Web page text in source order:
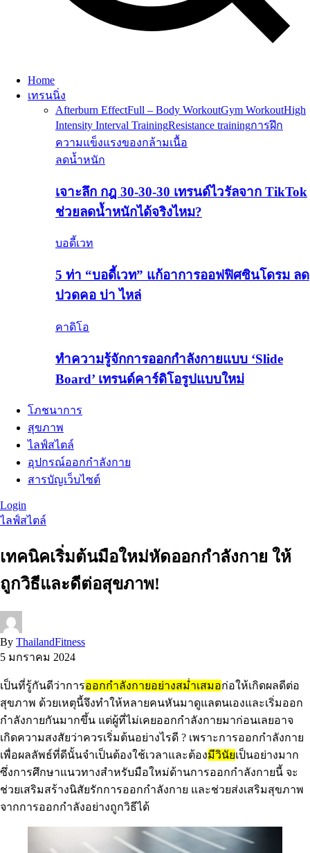
Home
เทรนนิ่ง
Afterburn EffectFull – Body WorkoutGym WorkoutHigh
Intensity Interval TrainingResistance trainingการฝึก
ความแข็งแรงของกล้ามเนื้อ
ลดน้ำหนัก
เจาะลึก กฎ 30-30-30 เทรนด์ไวรัลจาก TikTok
ช่วยลดน้ำหนักได้จริงไหม?
บอดี้เวท
5 ท่า “บอดี้เวท” แก้อาการออฟฟิศซินโดรม ลด
ปวดคอ บ่า ไหล่
คาดิโอ
ทำความรู้จักการออกกำลังกายแบบ ‘Slide
Board’ เทรนด์คาร์ดิโอรูปแบบใหม่
โภชนาการ
สุขภาพ
ไลฟ์สไตล์
อุปกรณ์ออกกำลังกาย
สารบัญเว็บไซต์
Login
ไลฟ์สไตล์
เทคนิคเริ่มต้นมือใหม่หัดออกกำลังกาย ให้
ถูกวิธีและดีต่อสุขภาพ!
By ThailandFitness
5 มกราคม 2024
เป็นที่รู้กันดีว่าการออกกำลังกายอย่างสม่ำเสมอก่อให้เกิดผลดีต่อ
สุขภาพ ด้วยเหตุนี้จึงทำให้หลายคนหันมาดูแลตนเองและเริ่มออก
กำลังกายกันมากขึ้น แต่ผู้ที่ไม่เคยออกกำลังกายมาก่อนเลยอาจ
เกิดความสงสัยว่าควรเริ่มต้นอย่างไรดี ? เพราะการออกกำลังกาย
เพื่อผลลัพธ์ที่ดีนั้นจำเป็นต้องใช้เวลาและต้องมีวินัยเป็นอย่างมาก
ซึ่งการศึกษาแนวทางสำหรับมือใหม่ด้านการออกกำลังกายนี้ จะ
ช่วยเสริมสร้างนิสัยรักการออกกำลังกาย และช่วยส่งเสริมสุขภาพ
จากการออกกำลังอย่างถูกวิธีได้